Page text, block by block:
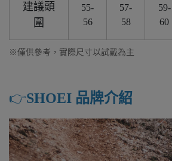
建議頭
圍
55-
56
57-
58
59-
60
※僅供參考，實際尺寸以試戴為主
👉️SHOEI 品牌介紹